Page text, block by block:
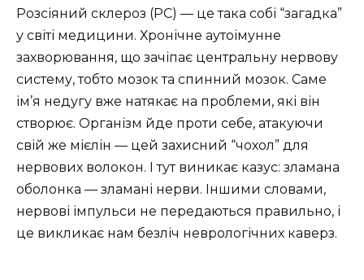
Розсіяний склероз (РС) — це така собі “загадка”
у світі медицини. Хронічне аутоімунне
захворювання, що зачіпає центральну нервову
систему, тобто мозок та спинний мозок. Саме
ім’я недугу вже натякає на проблеми, які він
створює. Організм йде проти себе, атакуючи
свій же мієлін — цей захисний “чохол” для
нервових волокон. І тут виникає казус: зламана
оболонка — зламані нерви. Іншими словами,
нервові імпульси не передаються правильно, і
це викликає нам безліч неврологічних каверз.